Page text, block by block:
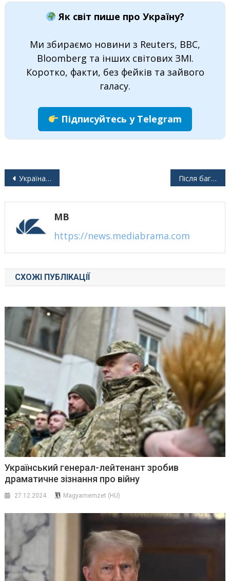
Як світ пише про Україну?
Ми збираємо новини з Reuters, BBC,
Bloomberg та інших світових ЗМІ.
Коротко, факти, без фейків та зайвого
галасу.
Підписуйтесь у Telegram
Навігація
Україна вже стабілізувала ситуацію, тепер черга Європи Після багатьох років напружених відносин Угорщина та Україна проводять переговори щодо прав угорської меншини
MB
https://news.mediabrama.com
СХОЖІ ПУБЛІКАЦІЇ
Український генерал-лейтенант зробив
драматичне зізнання про війну
27.12.2024 Magyarnemzet (HU)